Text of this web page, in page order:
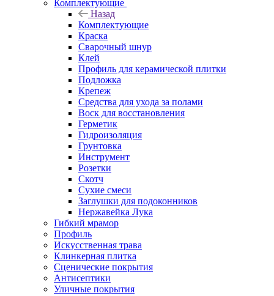
Комплектующие
Назад
Комплектующие
Краска
Сварочный шнур
Клей
Профиль для керамической плитки
Подложка
Крепеж
Средства для ухода за полами
Воск для восстановления
Герметик
Гидроизоляция
Грунтовка
Инструмент
Розетки
Скотч
Сухие смеси
Заглушки для подоконников
Нержавейка Лука
Гибкий мрамор
Профиль
Искусственная трава
Клинкерная плитка
Сценические покрытия
Антисептики
Уличные покрытия